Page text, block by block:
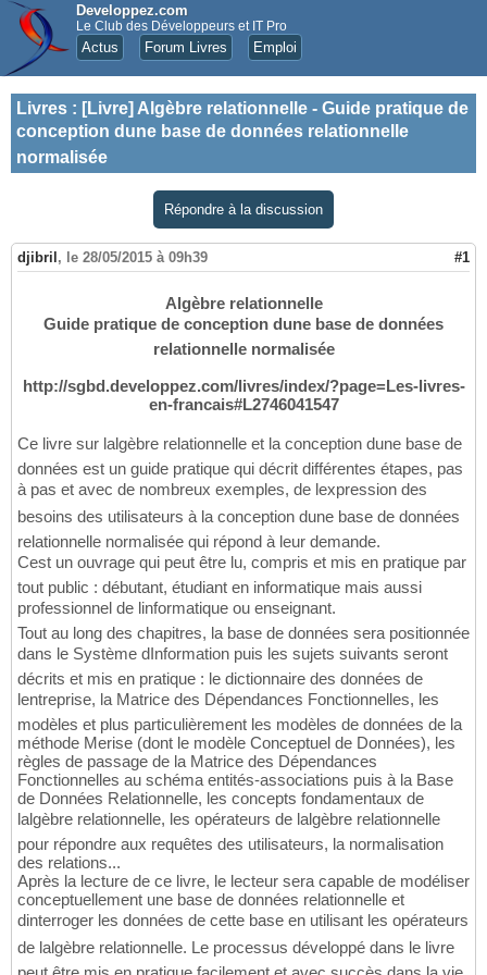
Developpez.com
Le Club des Développeurs et IT Pro
Actus Forum Livres Emploi
Livres : [Livre] Algèbre relationnelle - Guide pratique de
conception dune base de données relationnelle
normalisée
Répondre à la discussion
djibril , le 28/05/2015 à 09h39 #1
Algèbre relationnelle
Guide pratique de conception dune base de données
relationnelle normalisée
http://sgbd.developpez.com/livres/index/?page=Les-livres-
en-francais#L2746041547
Ce livre sur lalgèbre relationnelle et la conception dune base de
données est un guide pratique qui décrit différentes étapes, pas
à pas et avec de nombreux exemples, de lexpression des
besoins des utilisateurs à la conception dune base de données
relationnelle normalisée qui répond à leur demande.
Cest un ouvrage qui peut être lu, compris et mis en pratique par
tout public : débutant, étudiant en informatique mais aussi
professionnel de linformatique ou enseignant.
Tout au long des chapitres, la base de données sera positionnée
dans le Système dInformation puis les sujets suivants seront
décrits et mis en pratique : le dictionnaire des données de
lentreprise, la Matrice des Dépendances Fonctionnelles, les
modèles et plus particulièrement les modèles de données de la
méthode Merise (dont le modèle Conceptuel de Données), les
règles de passage de la Matrice des Dépendances
Fonctionnelles au schéma entités-associations puis à la Base
de Données Relationnelle, les concepts fondamentaux de
lalgèbre relationnelle, les opérateurs de lalgèbre relationnelle
pour répondre aux requêtes des utilisateurs, la normalisation
des relations...
Après la lecture de ce livre, le lecteur sera capable de modéliser
conceptuellement une base de données relationnelle et
dinterroger les données de cette base en utilisant les opérateurs
de lalgèbre relationnelle. Le processus développé dans le livre